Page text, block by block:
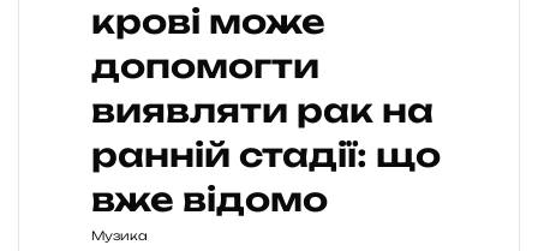
крові може
допомогти
виявляти рак на
ранній стадії: що
вже відомо
Музика